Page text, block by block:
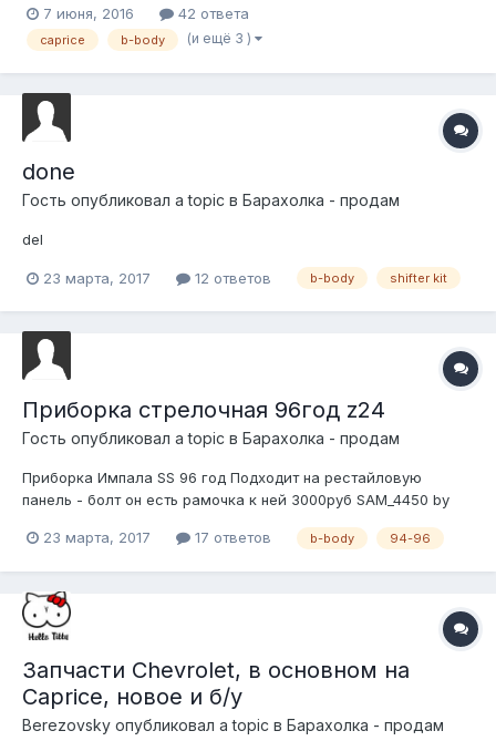
7 июня, 2016
42 ответа
caprice b-body (и ещё 3 )
done
Гость опубликовал a topic в Барахолка - продам
del
23 марта, 2017 12 ответов b-body shifter kit
Приборка стрелочная 96год z24
Гость опубликовал a topic в Барахолка - продам
Приборка Импала SS 96 год Подходит на рестайловую
панель - болт он есть рамочка к ней 3000руб SAM_4450 by
23 марта, 2017
17 ответов b-body 94-96
Запчасти Chevrolet, в основном на
Caprice, новое и б/у
Berezovsky опубликовал a topic в Барахолка - продам